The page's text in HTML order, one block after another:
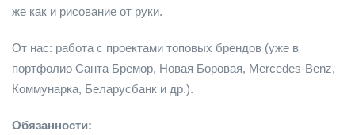
же как и рисование от руки.
От нас: работа с проектами топовых брендов (уже в
портфолио Санта Бремор, Новая Боровая, Mercedes-Benz,
Коммунарка, Беларусбанк и др.).
Обязанности: